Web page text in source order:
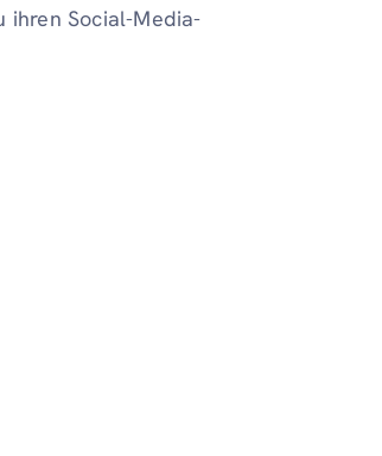
ihren Social-Media-